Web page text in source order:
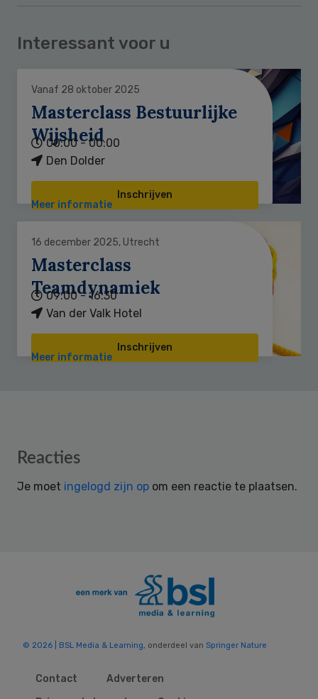
Interessant voor u
Vanaf 28 oktober 2025
Masterclass Bestuurlijke
Wijsheid
00:00 - 00:00
Den Dolder
Inschrijven
Meer informatie
16 december 2025, Utrecht
Masterclass
Teamdynamiek
09:00 - 16:30
Van der Valk Hotel
Inschrijven
Meer informatie
Reader
Reacties
Je moet ingelogd zijn op om een reactie te plaatsen.
© 2026 | BSL Media & Learning , onderdeel van Springer Nature
Contact
Adverteren